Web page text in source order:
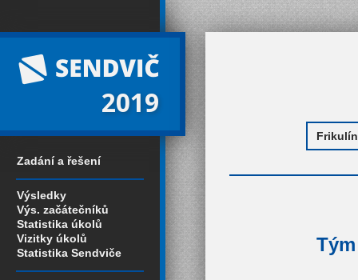
2019
Zadání a řešení
Výsledky
Výs. začátečníků
Statistika úkolů
Vizitky úkolů
Statistika Sendviče